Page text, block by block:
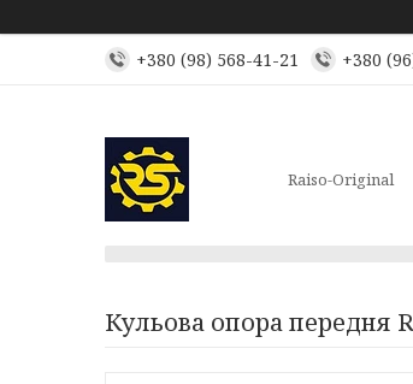
+380 (98) 568-41-21 +380
Raiso-Original
Кульова опора передня